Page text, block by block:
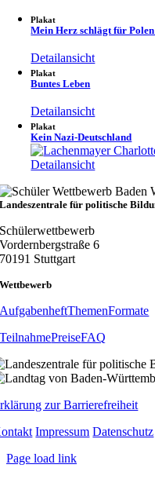
Plakat
Mein Herz schlägt für
Detailansicht
Plakat
Buntes Leben
Detailansicht
Plakat
Kein Nazi-Deutschland
Detailansicht
Landeszentrale für politische
Schülerwettbewerb
Vordernbergstraße 6
70191 Stuttgart
Wettbewerb
AufgabenheftThemenFormate
TeilnahmePreiseFAQ
zur Barrierefreiheit
Impressum Datenschutz
Page load link